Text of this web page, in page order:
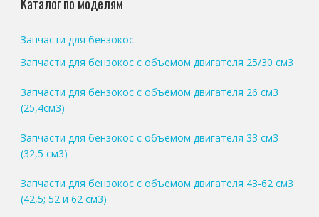
Каталог по моделям
Запчасти для бензокос
Запчасти для бензокос с объемом двигателя 25/30 см3
Запчасти для бензокос с объемом двигателя 26 см3
(25,4см3)
Запчасти для бензокос с объемом двигателя 33 см3
(32,5 см3)
Запчасти для бензокос с объемом двигателя 43-62 см3
(42,5; 52 и 62 см3)